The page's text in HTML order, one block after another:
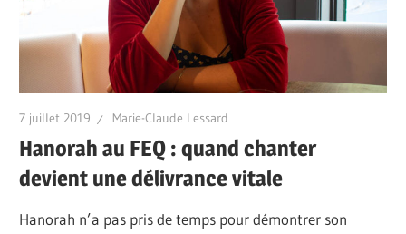
7 juillet 2019 Marie-Claude Lessard
Hanorah au FEQ : quand chanter
devient une délivrance vitale
Hanorah n’a pas pris de temps pour démontrer son